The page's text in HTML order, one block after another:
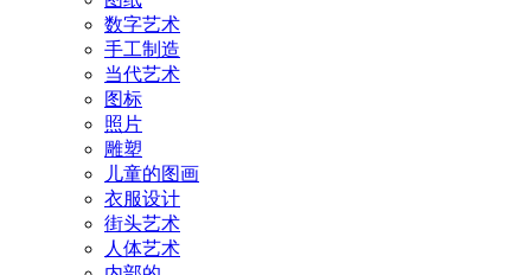
数字艺术
手工制造
当代艺术
图标
照片
雕塑
儿童的图画
衣服设计
街头艺术
人体艺术